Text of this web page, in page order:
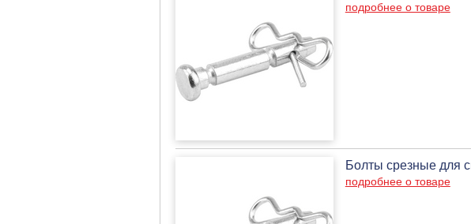
подробнее о товаре
Болты срезные для
подробнее о товаре